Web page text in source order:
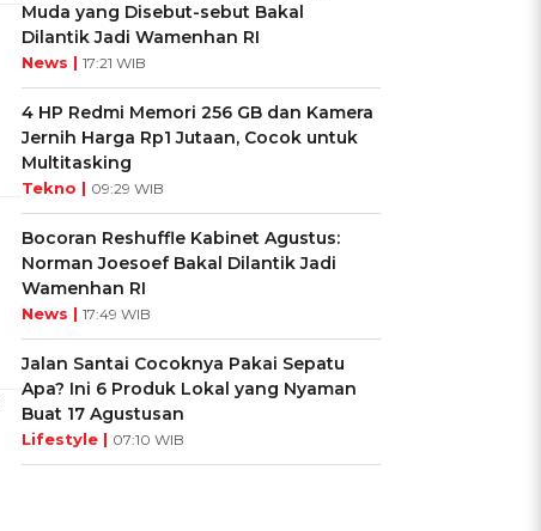
Muda yang Disebut-sebut Bakal
Dilantik Jadi Wamenhan RI
News | 17:21 WIB
4 HP Redmi Memori 256 GB dan Kamera
Jernih Harga Rp1 Jutaan, Cocok untuk
Multitasking
Tekno | 09:29 WIB
Bocoran Reshuffle Kabinet Agustus:
Norman Joesoef Bakal Dilantik Jadi
Wamenhan RI
News | 17:49 WIB
Jalan Santai Cocoknya Pakai Sepatu
Apa? Ini 6 Produk Lokal yang Nyaman
Buat 17 Agustusan
Lifestyle | 07:10 WIB